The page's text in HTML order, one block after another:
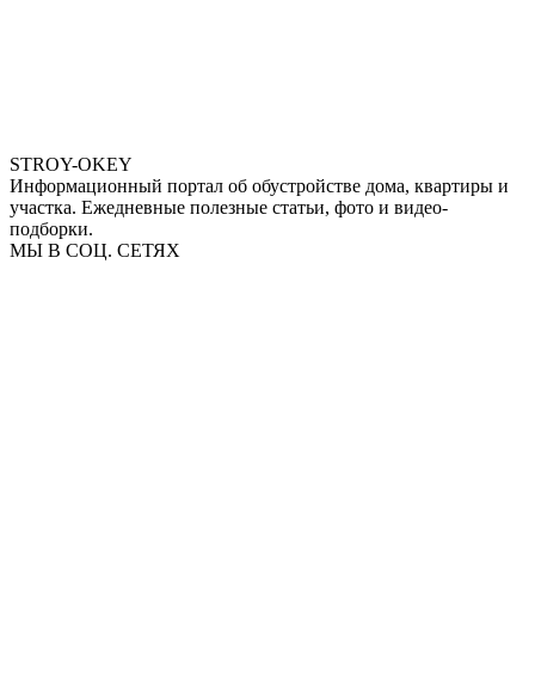
STROY-OKEY
Информационный портал об обустройстве дома, квартиры и
участка. Ежедневные полезные статьи, фото и видео-
подборки.
МЫ В СОЦ. СЕТЯХ